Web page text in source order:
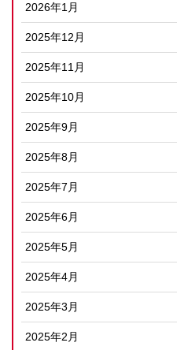
2026年1月
2025年12月
2025年11月
2025年10月
2025年9月
2025年8月
2025年7月
2025年6月
2025年5月
2025年4月
2025年3月
2025年2月